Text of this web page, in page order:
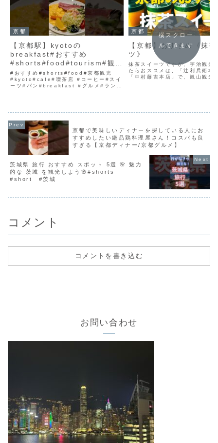
京都
【京都駅】kyotoの
breakfast#おすすめ
#shorts#food#tourism#観光
#cafe#kyoto#喫茶店 #コーヒ
ー#スイーツ#サンドウィッチ
#京都#駅地下#京都駅#行列
#おすすめ#shorts#food#京都観光
#kyoto#cafe#喫茶店 #コーヒー#スイ
ーツ#パン#breakfast #グルメ#ランチ
京都
【京都】おすすめ《抹
ツ》
抹茶スイーツですが、宇治観光
たらおススメは、「辻利兵衛本
「中村藤吉本店」で、嵐山観光
横スクロー
ルできます
京都で美味しいディナーを探している人にお
すすめしたい絶品鶏料理屋さん！コスパも良
すぎる【京都ディナー/京都グルメ】
茨城県 旅行 おすすめ スポット 5選 🌸 魅力
的な 茨城 を観光しよう🌸#shorts
#short #茨城
コメント
コメントを書き込む
お問い合わせ